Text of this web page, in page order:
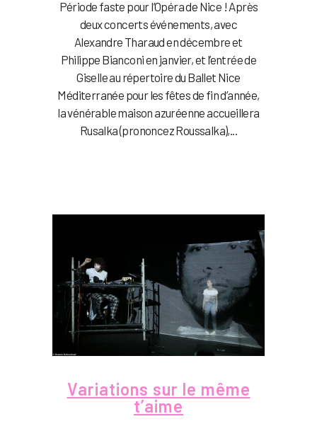
Période faste pour l’Opéra de Nice ! Après
deux concerts événements, avec
Alexandre Tharaud en décembre et
Philippe Bianconi en janvier, et l’entrée de
Giselle au répertoire du Ballet Nice
Méditerranée pour les fêtes de fin d’année,
la vénérable maison azuréenne accueillera
Rusalka (prononcez Roussalka),...
Variations sur le même
t’aime